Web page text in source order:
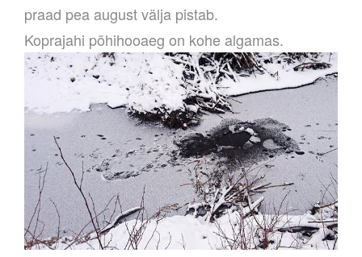
praad pea august välja pistab.
Koprajahi põhihooaeg on kohe algamas.